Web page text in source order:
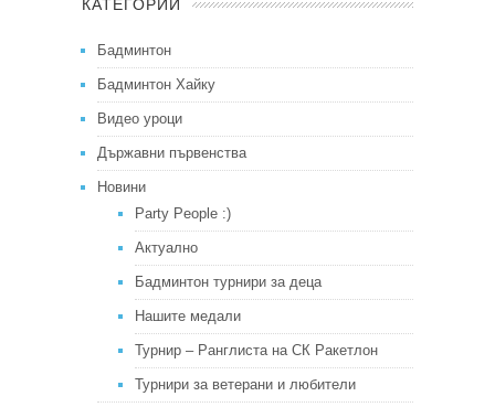
КАТЕГОРИИ
Бадминтон
Бадминтон Хайку
Видео уроци
Държавни първенства
Новини
Party People :)
Актуално
Бадминтон турнири за деца
Нашите медали
Турнир – Ранглиста на СК Ракетлон
Турнири за ветерани и любители